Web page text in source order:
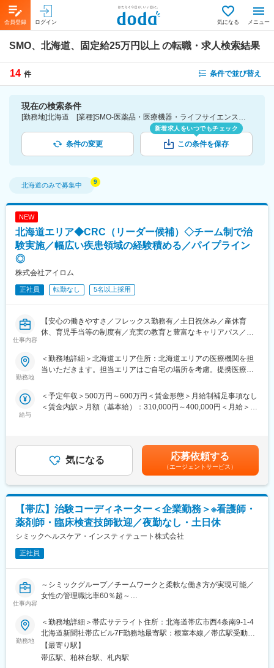
会員登録 ログイン 気になる メニュー
SMO、北海道、固定給25万円以上 の転職・求人検索結果
14 件 条件で並び替え
現在の検索条件
[勤務地]北海道 [業種]SMO-医薬品・医療機器・ライフサイエンス・医療系サービス [詳細条件](待遇・福利厚生)固定給25万円以上
条件の変更
新着求人をいつでもチェック
この条件を保存
北海道のみで募集中
NEW
北海道エリア◆CRC（リーダー候補）◇チーム制で治
験実施／幅広い疾患領域の経験積める／パイプライン
◎
株式会社アイロム
正社員 転勤なし 5名以上採用
仕事内容
【安心の働きやすさ／フレックス勤務有／土日祝休み／産休育
休、育児手当等の制度有／充実の教育と豊富なキャリアパス／増
■職務概要：
・患者への試験の説明
・治験のスケジュール管理
おります。
■治験はチームで実施：
アイロムの治験は複数のチームメンバーで実施していきます。
チームで助け合いながら行いますので困ったことや突発的なこと
が起こった際にもメンバー同士でフォローしあえるので安心で
す。
■スキルアップにも最適（豊富なパイプライン）：
ります。
今後海外とも連携しながら更なる治験獲得を目指しておりますの
■同社で働くメリット：
＜安心の働きやすさ＞
フレックスタイム制も取り入れ、柔軟に働き方をアレンジ可能。
残業時間も月15時間程度、産休育休の取得実績も多数あり、育児
勤務地
＜勤務地詳細＞北海道エリア住所：北海道エリアの医療機関を担
当いただきます。担当エリアはご自宅の場所を考慮。提携医療施
給与
＜予定年収＞500万円～600万円＜賃金形態＞月給制補足事項なし
＜賃金内訳＞月額（基本給）：310,000円～400,000円＜月給＞
る可能性があります。月給(月額)は固定手当を含めた表記です。
気になる 応募依頼する
（エージェントサービス）
【帯広】治験コーディネーター＜企業勤務＞※看護師・
薬剤師・臨床検査技師歓迎／夜勤なし・土日休
シミックヘルスケア・インスティテュート株式会社
正社員
仕事内容
～シミックグループ／チームワークと柔軟な働き方が実現可能／
女性の管理職比率60％超～
や私たちのQOLを向上させるべく、新しい治療法を開発する必要
があります。今回はそのための治験を実施する際の患者さんおよ
び医療機関のサポートを担う治験コーディネーター（通称CRC）
を募集しています。
・治験被験者である患者さんへの内容説明補助、ケア／相談
勤務地
＜勤務地詳細＞帯広サテライト住所：北海道帯広市西4条南9-1-4
北海道新聞社帯広ビル7F勤務地最寄駅：根室本線／帯広駅受動喫
煙対策：屋内全面禁煙変更の範囲：会社の定める事業所
【最寄り駅】
帯広駅、柏林台駅、札内駅